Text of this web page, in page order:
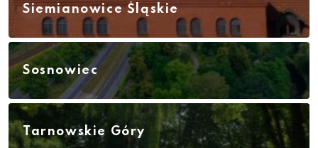
Siemianowice Śląskie
Sosnowiec
Tarnowskie Góry